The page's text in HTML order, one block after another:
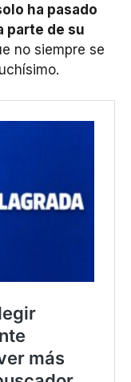
ha pasado
parte de su
no siempre se